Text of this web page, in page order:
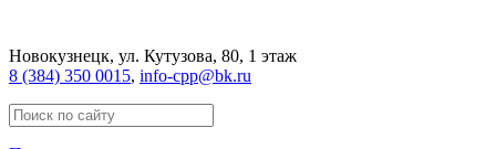
Новокузнецк, ул. Кутузова, 80, 1 этаж
8 (384) 350 0015, info-cpp@bk.ru